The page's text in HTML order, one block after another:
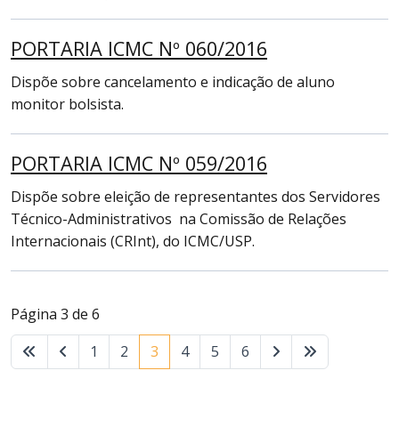
PORTARIA ICMC Nº 060/2016
Dispõe sobre cancelamento e indicação de aluno
monitor bolsista.
PORTARIA ICMC Nº 059/2016
Dispõe sobre eleição de representantes dos Servidores
Técnico-Administrativos na Comissão de Relações
Internacionais (CRInt), do ICMC/USP.
Página 3 de 6
1
2 3 4 5 6